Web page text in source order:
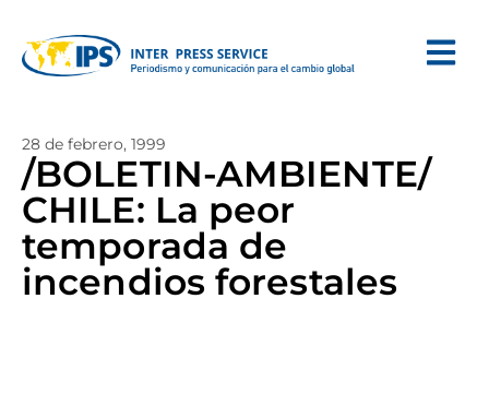
28 de febrero, 1999
/BOLETIN-AMBIENTE/
CHILE: La peor
temporada de
incendios forestales